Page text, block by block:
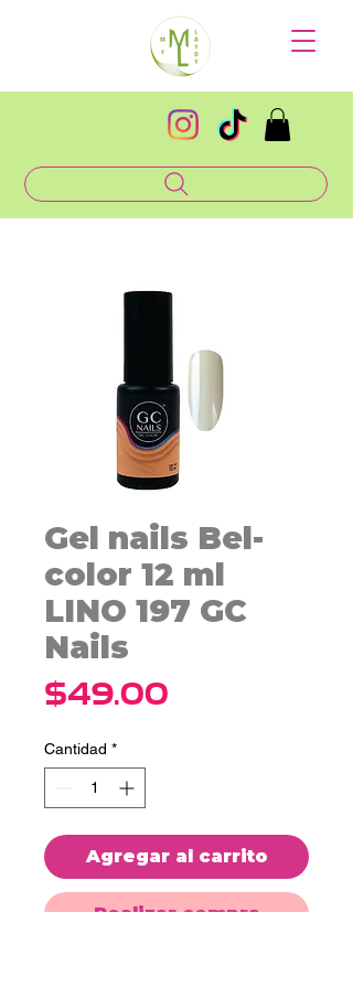
Gel nails Bel-
color 12 ml
LINO 197 GC
Nails
$49.00
Cantidad *
Agregar al carrito
Realizar compra